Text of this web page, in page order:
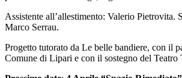
Assistente all’allestimento: Valerio Pietrovita.
Marco Serrau.
Progetto tutorato da Le belle bandiere, con il
Comune di Lipari e con il sostegno del Teatro